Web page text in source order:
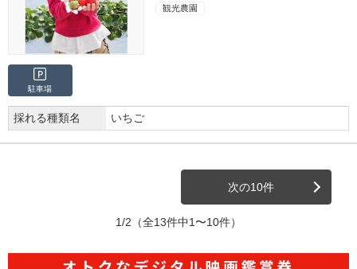
観光農園
駐車場
採れる種類名 いちご
次の10件
1/2 （全13件中1〜10件）